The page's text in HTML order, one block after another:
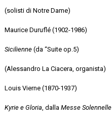
(solisti di Notre Dame)
Maurice Duruflé (1902-1986)
Sicilienne (da “Suite op.5)
(Alessandro La Ciacera, organista)
Louis Vierne (1870-1937)
Kyrie e Gloria , dallaMesse Solennelle